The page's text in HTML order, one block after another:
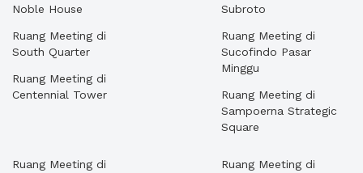
Noble House
Ruang Meeting di
South Quarter
Ruang Meeting di
Centennial Tower
Subroto
Ruang Meeting di
Sucofindo Pasar
Minggu
Ruang Meeting di
Sampoerna Strategic
Square
Ruang Meeting di
Ruang Meeting di